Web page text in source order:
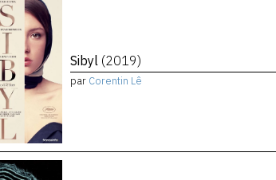
Sibyl (2019)
par Corentin Lê